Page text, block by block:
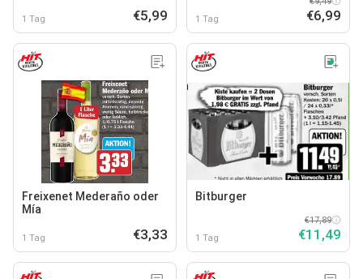
1 Tag €5,99 1 Tag €6,99
Freixenet Mederaño oder
Mía
1 Tag €3,33
Bitburger
1 Tag
€17,89
€11,49